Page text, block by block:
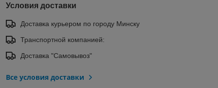
Условия доставки
Доставка курьером по городу Минску
Транспортной компанией:
Доставка "Самовывоз"
Все условия доставки